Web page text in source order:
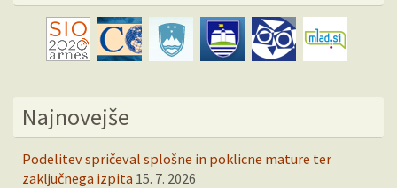
Najnovejše
Podelitev spričeval splošne in poklicne mature ter
zaključnega izpita 15. 7. 2026